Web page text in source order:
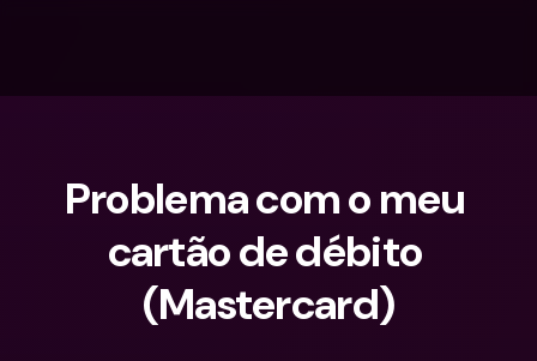
Problema com o meu
cartão de débito
(Mastercard)